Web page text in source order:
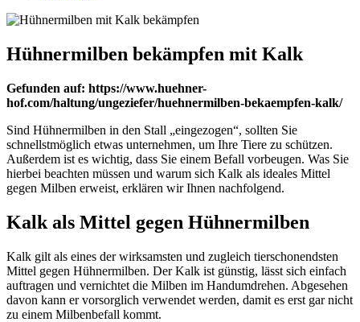
Hühnermilben bekämpfen mit Kalk
Gefunden auf: https://www.huehner-
hof.com/haltung/ungeziefer/huehnermilben-bekaempfen-kalk/
Sind Hühnermilben in den Stall „eingezogen“, sollten Sie
schnellstmöglich etwas unternehmen, um Ihre Tiere zu schützen.
Außerdem ist es wichtig, dass Sie einem Befall vorbeugen. Was Sie
hierbei beachten müssen und warum sich Kalk als ideales Mittel
gegen Milben erweist, erklären wir Ihnen nachfolgend.
Kalk als Mittel gegen Hühnermilben
Kalk gilt als eines der wirksamsten und zugleich tierschonendsten
Mittel gegen Hühnermilben. Der Kalk ist günstig, lässt sich einfach
auftragen und vernichtet die Milben im Handumdrehen. Abgesehen
davon kann er vorsorglich verwendet werden, damit es erst gar nicht
zu einem Milbenbefall kommt.